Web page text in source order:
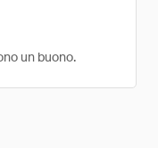
un buono.